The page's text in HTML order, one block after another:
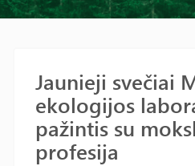
Jaunieji svečiai
ekologijos
pažintis su
profesija